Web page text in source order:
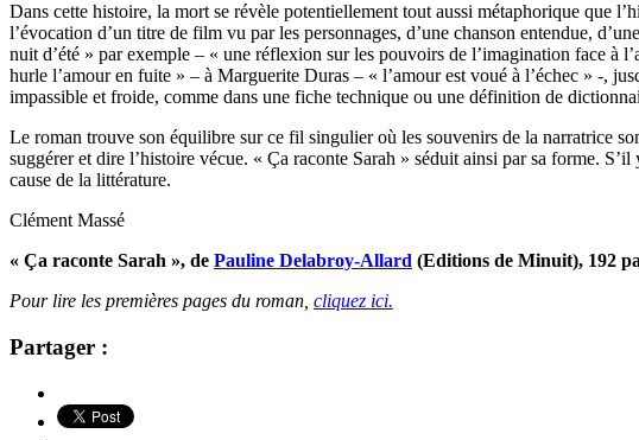
Dans cette histoire, la mort se révèle potentiellement tout aussi métaphorique que
l’évocation d’un titre de film vu par les personnages, d’une chanson entendue,
nuit d’été » par exemple – « une réflexion sur les pouvoirs de l’imagination face à
hurle l’amour en fuite » – à Marguerite Duras – « l’amour est voué à l’échec » -,
impassible et froide, comme dans une fiche technique ou une définition de
Le roman trouve son équilibre sur ce fil singulier où les souvenirs de la narratrice
suggérer et dire l’histoire vécue. « Ça raconte Sarah » séduit ainsi par sa forme.
cause de la littérature.
Clément Massé
« Ça raconte Sarah », de Pauline Delabroy-Allard (Editions de Minuit), 192
Pour lire les premières pages du roman, cliquez ici.
Partager :